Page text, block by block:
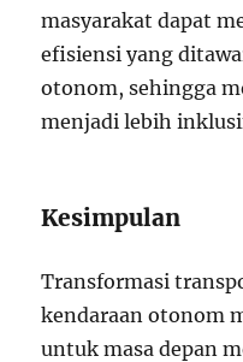
masyarakat dapat
efisiensi yang
otonom, sehingga
menjadi lebih
Kesimpulan
Transformasi
kendaraan otonom
untuk masa depan